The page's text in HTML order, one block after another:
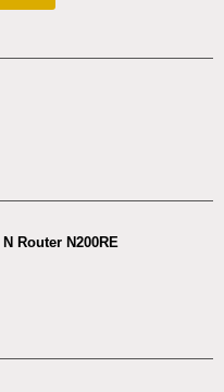
Router N200RE